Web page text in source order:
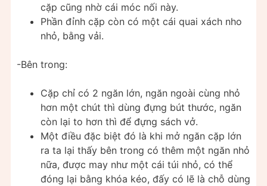
cặp cũng nhờ cái móc nối này.
Phần đỉnh cặp còn có một cái quai xách nho
nhỏ, bằng vải.
-Bên trong:
Cặp chỉ có 2 ngăn lớn, ngăn ngoài cùng nhỏ
hơn một chút thì dùng đựng bút thước, ngăn
còn lại to hơn thì để đựng sách vở.
Một điều đặc biệt đó là khi mở ngăn cặp lớn
ra ta lại thấy bên trong có thêm một ngăn nhỏ
nữa, được may như một cái túi nhỏ, có thể
đóng lại bằng khóa kéo, đấy có lẽ là chỗ dùng